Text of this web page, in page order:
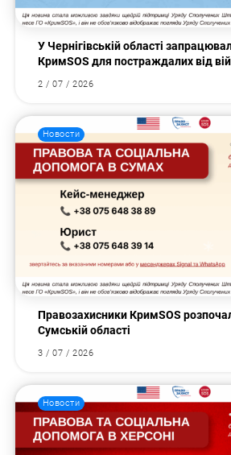
У Чернігівській області
КримSOS для постраждалих від
2 / 07 / 2026
Новости
Правозахисники КримSOS
Сумській області
3 / 07 / 2026
Новости